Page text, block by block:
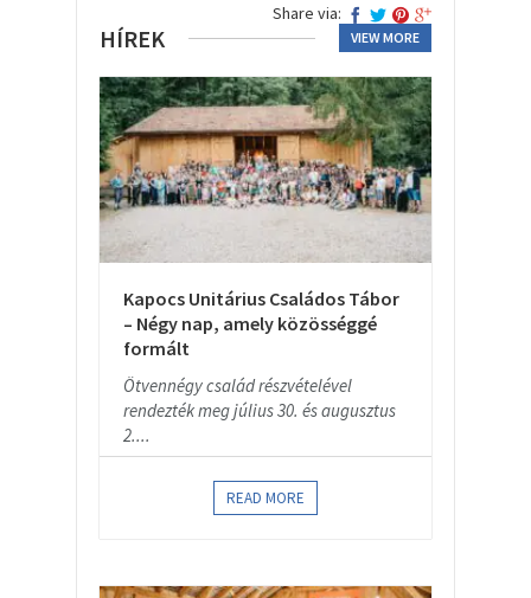
Share via:
HÍREK VIEW MORE
Kapocs Unitárius Családos Tábor
– Négy nap, amely közösséggé
formált
Ötvennégy család részvételével
rendezték meg július 30. és augusztus
2....
READ MORE